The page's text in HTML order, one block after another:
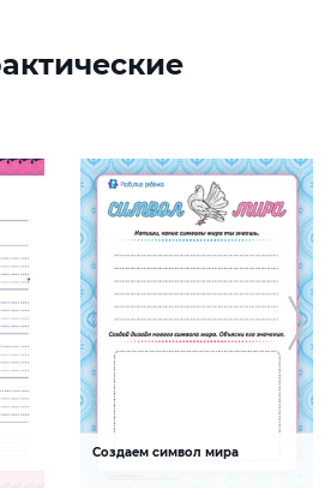
Создаем символ мира